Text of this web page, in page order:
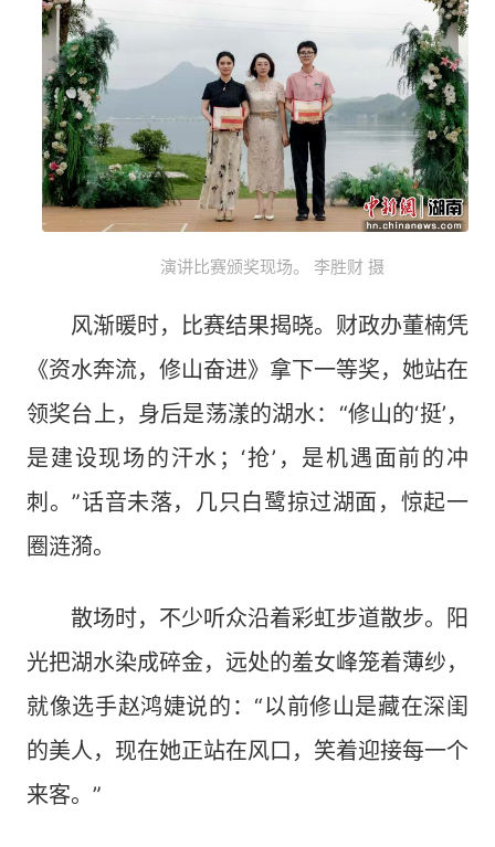
演讲比赛颁奖现场。 李胜财 摄
风渐暖时，比赛结果揭晓。财政办董楠凭
《资水奔流，修山奋进》拿下一等奖，她站在
领奖台上，身后是荡漾的湖水：“修山的‘挺’，
是建设现场的汗水；‘抢’，是机遇面前的冲
刺。”话音未落，几只白鹭掠过湖面，惊起一
圈涟漪。
散场时，不少听众沿着彩虹步道散步。阳
光把湖水染成碎金，远处的羞女峰笼着薄纱，
就像选手赵鸿婕说的：“以前修山是藏在深闺
的美人，现在她正站在风口，笑着迎接每一个
来客。”